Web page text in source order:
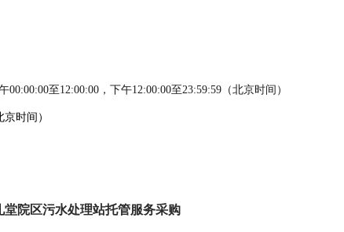
至12:00:00，下午12:00:00至23:59:59（北京时间）
京时间）
院区污水处理站托管服务采购